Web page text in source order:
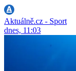
Aktuálně.cz - Sport
dnes, 11:03